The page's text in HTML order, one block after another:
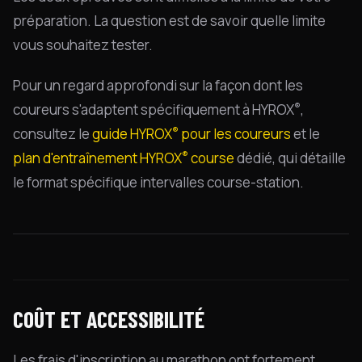
préparation. La question est de savoir quelle limite
vous souhaitez tester.
Pour un regard approfondi sur la façon dont les
coureurs s'adaptent spécifiquement à HYROX®,
consultez leguide HYROX® pour les coureurset le
plan d'entraînement HYROX® coursedédié, qui détaille
le format spécifique intervalles course-station.
COÛT ET ACCESSIBILITÉ